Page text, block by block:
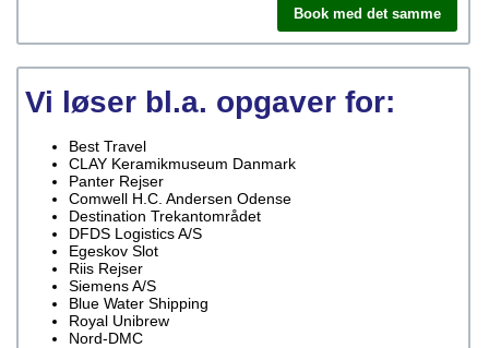
Book med det samme
Vi løser bl.a. opgaver for:
Best Travel
CLAY Keramikmuseum Danmark
Panter Rejser
Comwell H.C. Andersen Odense
Destination Trekantområdet
DFDS Logistics A/S
Egeskov Slot
Riis Rejser
Siemens A/S
Blue Water Shipping
Royal Unibrew
Nord-DMC